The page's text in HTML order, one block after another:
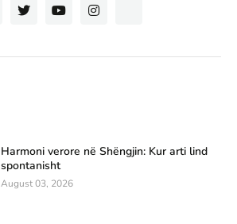
Harmoni verore në Shëngjin: Kur arti lind
spontanisht
August 03, 2026